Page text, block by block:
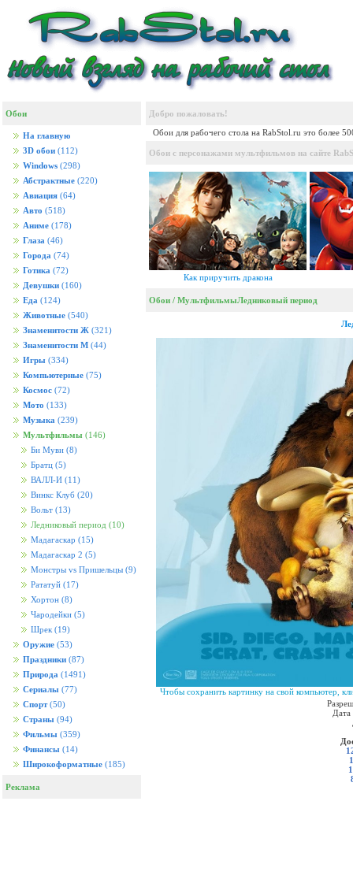
Обои
На главную
3D обои (112)
Windows (298)
Абстрактные (220)
Авиация (64)
Авто (518)
Аниме (178)
Глаза (46)
Города (74)
Готика (72)
Девушки (160)
Еда (124)
Животные (540)
Знаменитости Ж (321)
Знаменитости М (44)
Игры (334)
Компьютерные (75)
Космос (72)
Мото (133)
Музыка (239)
Мультфильмы (146)
Би Муви (8)
Братц (5)
ВАЛЛ-И (11)
Винкс Клуб (20)
Вольт (13)
Ледниковый период (10)
Мадагаскар (15)
Мадагаскар 2 (5)
Монстры vs Пришельцы (9)
Рататуй (17)
Хортон (8)
Чародейки (5)
Шрек (19)
Оружие (53)
Праздники (87)
Природа (1491)
Сериалы (77)
Спорт (50)
Страны (94)
Фильмы (359)
Финансы (14)
Широкоформатные (185)
Реклама
Добро пожаловать!
Обои для рабочего стола на RabStol.ru это более
Обои с персонажами мультфильмов на сайте
Как приручить дракона
Обои / МультфильмыЛедниковый период
Чтобы сохранить картинку на свой компьютер,
Дата